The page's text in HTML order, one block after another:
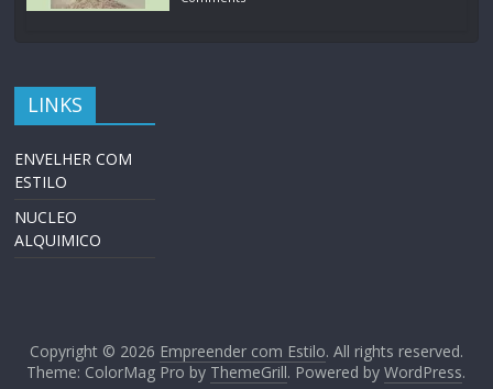
LINKS
ENVELHER COM
ESTILO
NUCLEO
ALQUIMICO
Copyright © 2026 Empreender com Estilo. All rights reserved.
Theme: ColorMag Pro by ThemeGrill. Powered byWordPress.